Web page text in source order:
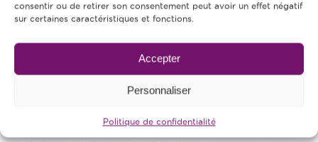
consentir ou de retirer son consentement peut avoir un effet négatif
sur certaines caractéristiques et fonctions.
Accepter
Personnaliser
Politique de confidentialité